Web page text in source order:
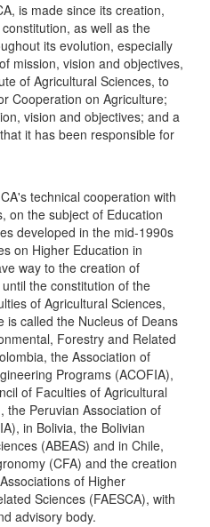
is made since its creation,
as well as the
its evolution, especially
mission, vision and objectives,
of Agricultural Sciences, to
Cooperation on Agriculture;
vision and objectives; and a
it has been responsible for
technical cooperation with
on the subject of Education
developed in the mid-1990s
on Higher Education in
way to the creation of
the constitution of the
of Agricultural Sciences,
is called the Nucleus of Deans
Forestry and Related
the Association of
Programs (ACOFIA),
of Faculties of Agricultural
the Peruvian Association of
in Bolivia, the Bolivian
(ABEAS) and in Chile,
(CFA) and the creation
of Higher
Sciences (FAESCA), with
advisory body.